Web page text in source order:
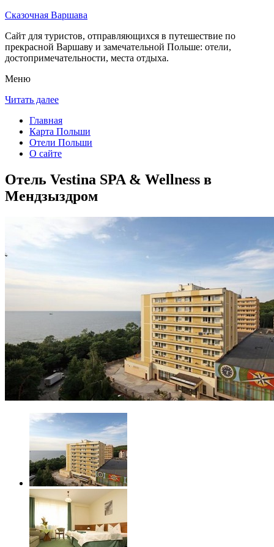
Сказочная Варшава
Сайт для туристов, отправляющихся в путешествие по
прекрасной Варшаву и замечательной Польше: отели,
достопримечательности, места отдыха.
Меню
Читать далее
Главная
Карта Польши
Отели Польши
О сайте
Отель Vestina SPA & Wellness в
Мендзыздром